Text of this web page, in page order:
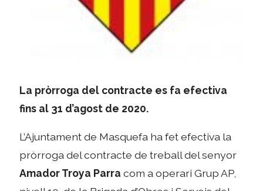
La pròrroga del contracte es fa efectiva
fins al 31 d’agost de 2020.
L’Ajuntament de Masquefa ha fet efectiva la
pròrroga del contracte de treball del senyor
Amador Troya Parra com a operari Grup AP,